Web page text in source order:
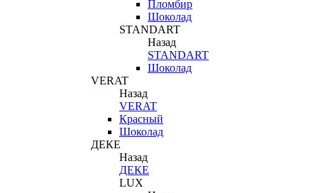
Пломбир
Шоколад
STANDART
Назад
STANDART
Шоколад
VERAT
Назад
VERAT
Красный
Шоколад
ДЕКЕ
Назад
ДЕКЕ
LUX